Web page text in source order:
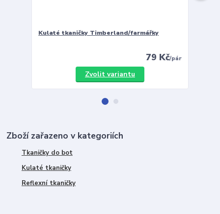
Kulaté tkaničky Timberland/farmářky
79 Kč/pár
Zvolit variantu
Zboží zařazeno v kategoriích
Tkaničky do bot
Kulaté tkaničky
Reflexní tkaničky